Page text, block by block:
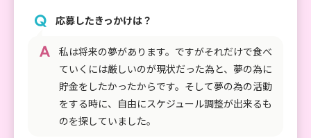
応募したきっかけは？
私は将来の夢があります。ですがそれだけで食べ
ていくには厳しいのが現状だった為と、夢の為に
貯金をしたかったからです。そして夢の為の活動
をする時に、自由にスケジュール調整が出来るも
のを探していました。